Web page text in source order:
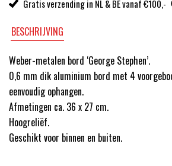
Gratis verzending in NL & BE vanaf €100,-
BESCHRIJVING
Weber-metalen bord ‘George Stephen’.
0,6 mm dik aluminium bord met 4
eenvoudig ophangen.
Afmetingen ca. 36 x 27 cm.
Hoogreliëf.
Geschikt voor binnen en buiten.